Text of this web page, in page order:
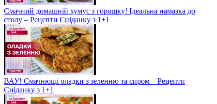
Смачний домашній хумус з горошку! Ідеальна намазка до
столу – Рецепти Сніданку з 1+1
ВАУ! Смачнющі оладки з зеленню та сиром – Рецепти
Сніданку з 1+1